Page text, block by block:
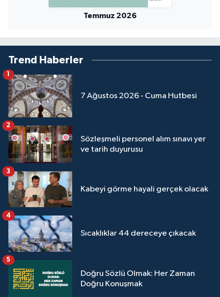
Temmuz 2026
Trend Haberler
7 Ağustos 2026 - Cuma Hutbesi
Sözleşmeli personel alım sınavı yer
ve tarih duyurusu
2
Kabeyi görme hayali gerçek olacak
3
Sıcaklıklar 44 dereceye çıkacak
4
Doğru Sözlü Olmak: Her Zaman
Doğru Konuşmak
5
Yozgat Müftülüğü
Zonguldak Müftülüğü